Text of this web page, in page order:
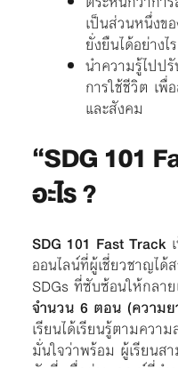
เป็นส่วนหนึ่งข
ยั่งยืนได้อย่างไร
นำความรู้ไปป
การใช้ชีวิต เพื่
และสังคม
“SDG 101
อะไร ?
SDG 101 Fast Track
ออนไลน์ที่ผู้เชี่ยวชาญไ
SDGs ที่ซับซ้อนให้กลา
จำนวน 6 ตอน (ความ
เรียนได้เรียนรู้ตามควา
มั่นใจว่าพร้อม ผู้เรียนส